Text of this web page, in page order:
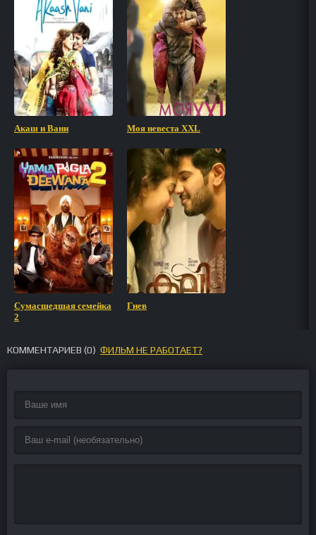
Акаш и Вани Моя невеста XXL
Сумасшедшая семейка
2
Гнев
КОММЕНТАРИЕВ (0) ФИЛЬМ НЕ РАБОТАЕТ?